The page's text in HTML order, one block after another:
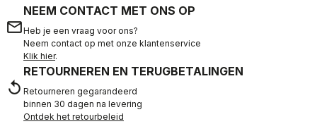
email
NEEM CONTACT MET ONS OP
Heb je een vraag voor ons?
Neem contact op met onze klantenservice
Klik hier.
replay
RETOURNEREN EN TERUGBETALINGEN
Retourneren gegarandeerd
binnen 30 dagen na levering
Ontdek het retourbeleid